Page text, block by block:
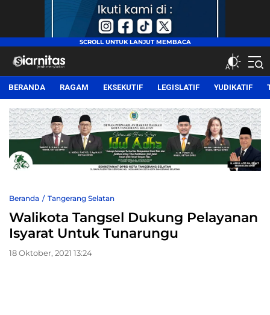
siarnitas
Jernih Menyiarkan
BERANDA RAGAM EKSEKUTIF LEGISLATIF YUDIKATIF
Beranda Tangerang Selatan
Walikota Tangsel Dukung Pelayanan
Isyarat Untuk Tunarungu
18 Oktober, 2021 13:24